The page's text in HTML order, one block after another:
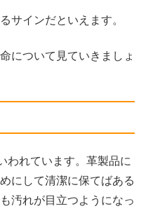
サインだといえます。
について見ていきましょ
われています。革製品に
にして清潔に保てばある
汚れが目立つようになっ